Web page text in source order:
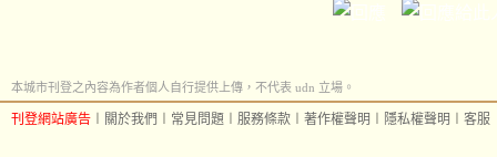
本城市刊登之內容為作者個人自行提供上傳，不代表 udn 立場。
刊登網站廣告 關於我們 常見問題 服務條款 著作權聲明 隱私權聲明 客服